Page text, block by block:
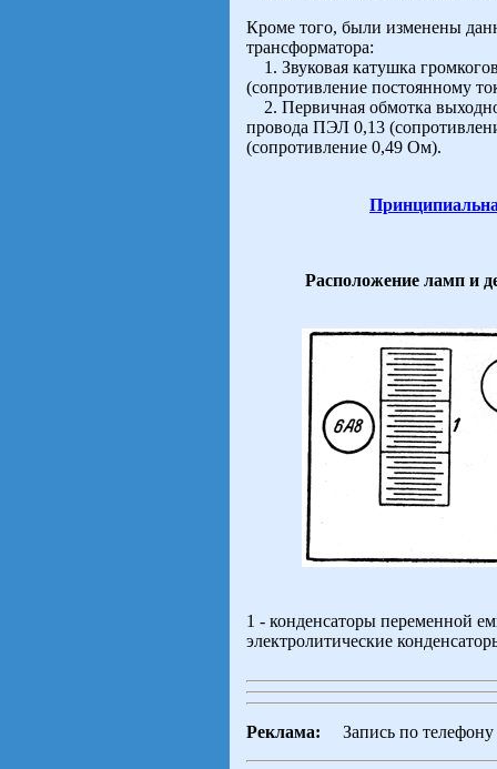
Кроме того, были изменены
трансформатора:
1. Звуковая катушка
(сопротивление постоянному
2. Первичная обмотка
провода ПЭЛ 0,13
(сопротивление 0,49 Ом).
Расположение ламп и
1 - конденсаторы переменной
электролитические
Реклама: Запись по телефону